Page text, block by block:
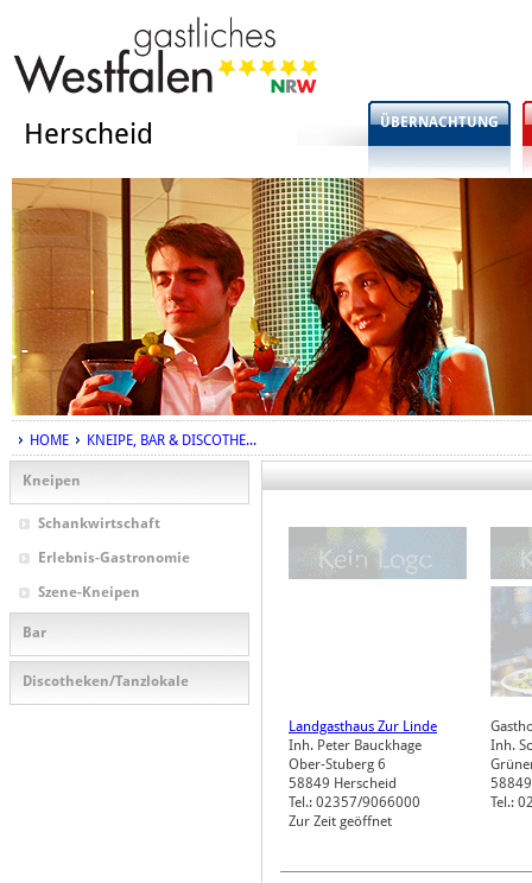
Herscheid ÜBERNACHTUNG
HOME KNEIPE, BAR & DISCOTHE...
Kneipen
Schankwirtschaft
Erlebnis-Gastronomie
Szene-Kneipen
Bar
Discotheken/Tanzlokale
Landgasthaus Zur Linde
Inh. Peter Bauckhage
Ober-Stuberg 6
58849 Herscheid
Tel.: 02357/9066000
Zur Zeit geöffnet
Inh.
58849
Tel.: